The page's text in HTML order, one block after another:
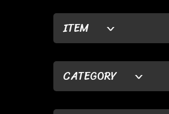
ITEM
CATEGORY